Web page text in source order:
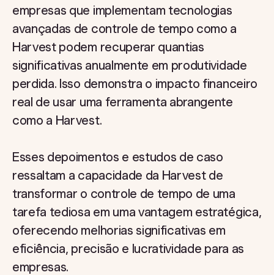
empresas que implementam tecnologias
avançadas de controle de tempo como a
Harvest podem recuperar quantias
significativas anualmente em produtividade
perdida. Isso demonstra o impacto financeiro
real de usar uma ferramenta abrangente
como a Harvest.
Esses depoimentos e estudos de caso
ressaltam a capacidade da Harvest de
transformar o controle de tempo de uma
tarefa tediosa em uma vantagem estratégica,
oferecendo melhorias significativas em
eficiência, precisão e lucratividade para as
empresas.